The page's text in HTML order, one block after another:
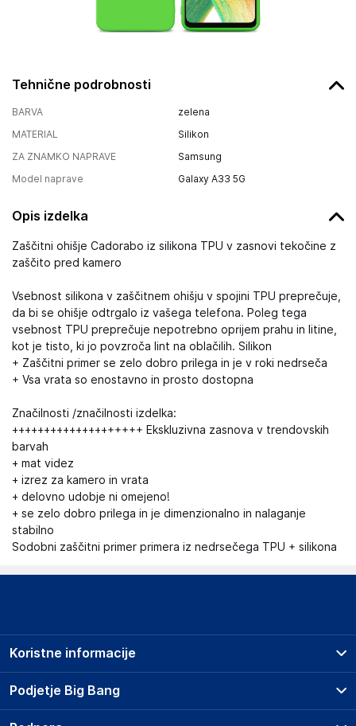
Tehnične podrobnosti
BARVA
zelena
MATERIAL
Silikon
ZA ZNAMKO NAPRAVE
Samsung
Model naprave
Galaxy A33 5G
Opis izdelka
Zaščitni ohišje Cadorabo iz silikona TPU v zasnovi tekočine z
zaščito pred kamero
Vsebnost silikona v zaščitnem ohišju v spojini TPU preprečuje,
da bi se ohišje odtrgalo iz vašega telefona. Poleg tega
vsebnost TPU preprečuje nepotrebno oprijem prahu in litine,
kot je tisto, ki jo povzroča lint na oblačilih. Silikon
+ Zaščitni primer se zelo dobro prilega in je v roki nedrseča
+ Vsa vrata so enostavno in prosto dostopna
Značilnosti /značilnosti izdelka:
++++++++++++++++++++ Ekskluzivna zasnova v trendovskih
barvah
+ mat videz
+ izrez za kamero in vrata
+ delovno udobje ni omejeno!
+ se zelo dobro prilega in je dimenzionalno in nalaganje
stabilno
Sodobni zaščitni primer primera iz nedrsečega TPU + silikona
Podjetje Big Bang
O podjetju
Koristne informacije
Prodajna mesta